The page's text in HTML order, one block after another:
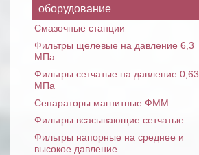
оборудование
Смазочные станции
Фильтры щелевые на давление 6,3
МПа
Фильтры сетчатые на давление 0,63
МПа
Сепараторы магнитные ФММ
Фильтры всасывающие сетчатые
Фильтры напорные на среднее и
высокое давление